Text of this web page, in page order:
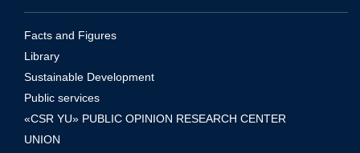
Facts and Figures
Library
Sustainable Development
Public services
«CSR YU» PUBLIC OPINION RESEARCH CENTER
UNION